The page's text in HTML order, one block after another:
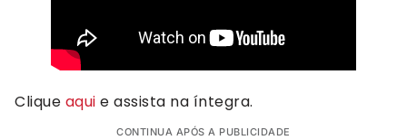
Clique aqui e assista na íntegra.
CONTINUA APÓS A PUBLICIDADE